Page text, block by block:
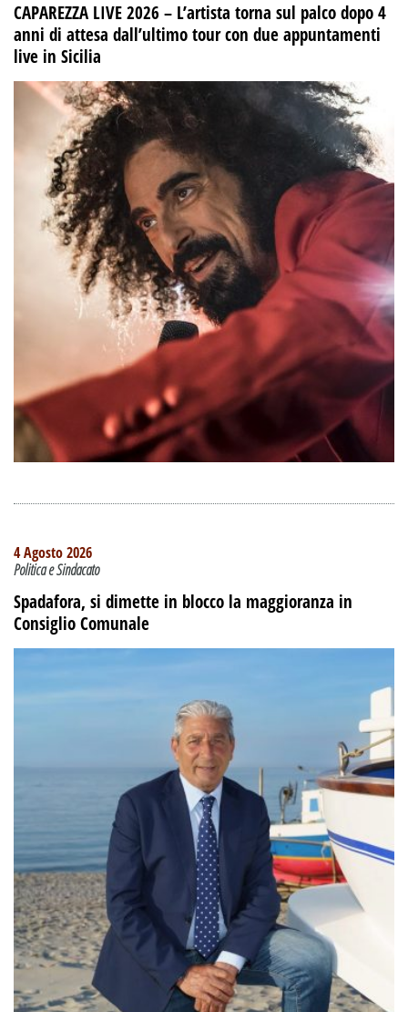
CAPAREZZA LIVE 2026 – L’artista torna sul palco dopo 4
anni di attesa dall’ultimo tour con due appuntamenti
live in Sicilia
4 Agosto 2026
Politica e Sindacato
Spadafora, si dimette in blocco la maggioranza in
Consiglio Comunale